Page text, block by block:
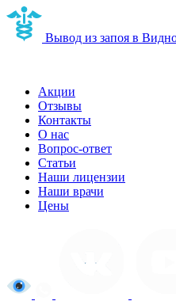
Вывод из запоя в
Акции
Отзывы
Контакты
О нас
Вопрос-ответ
Статьи
Наши лицензии
Наши врачи
Цены